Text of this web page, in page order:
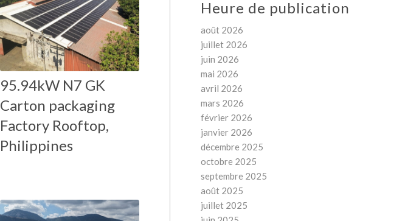
95.94kW N7 GK
Carton packaging
Factory Rooftop,
Philippines
Heure de publication
août 2026
juillet 2026
juin 2026
mai 2026
avril 2026
mars 2026
février 2026
janvier 2026
décembre 2025
octobre 2025
septembre 2025
août 2025
juillet 2025